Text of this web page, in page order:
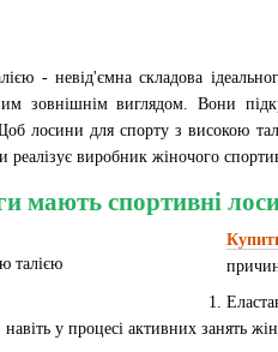
- невід'ємна складова
зовнішнім виглядом. Вони
лосини для спорту з високою
виробник жіночого
мають спортивні
у процесі активних занять